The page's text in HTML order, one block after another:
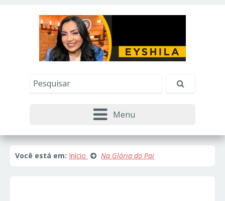
Menu
Você está em: Início Na Glória do Pai
para lembrar e entender como você usa nosso
site, analisar seu uso de nossos produtos e
serviços, ajudar com nossos esforços de
marketing e fornecer conteúdo de terceiros. Leia
Política de Cookies e Privacidade.